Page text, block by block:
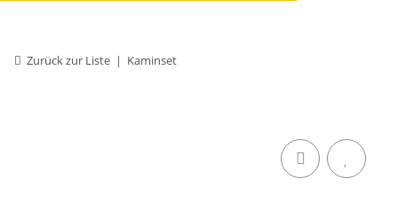
Zurück zur Liste Kaminset